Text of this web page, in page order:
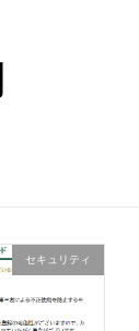
セキュリティ